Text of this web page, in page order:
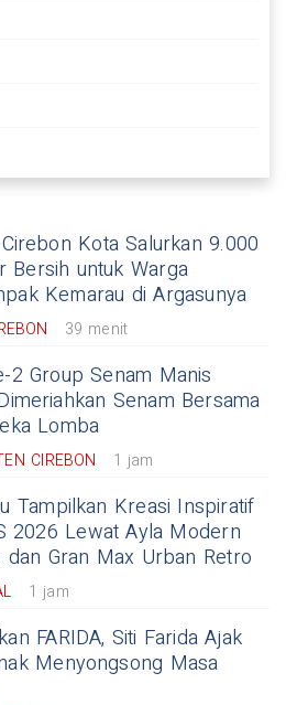
Kota Salurkan 9.000
Bersih untuk Warga
Kemarau di Argasunya
39 menit
2 Group Senam Manis
Senam Bersama
Lomba
CIREBON 1 jam
Tampilkan Kreasi Inspiratif
2026 Lewat Ayla Modern
dan Gran Max Urban Retro
1 jam
FARIDA, Siti Farida Ajak
Menyongsong Masa